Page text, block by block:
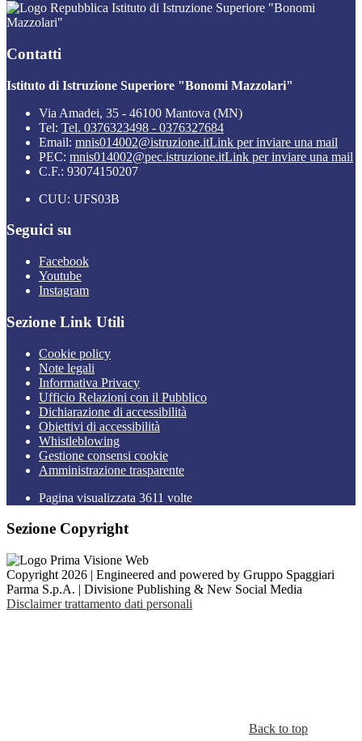
Istituto di Istruzione Superiore "Bonomi
Mazzolari"
Contatti
Istituto di Istruzione Superiore "Bonomi Mazzolari"
Via Amadei, 35 - 46100 Mantova (MN)
Tel: Tel. 0376323498 - 0376327684
Email: mnis014002@istruzione.itLink per inviare una mail
PEC: mnis014002@pec.istruzione.itLink per inviare una mail
C.F.: 93074150207
CUU: UFS03B
Seguici su
Facebook
Youtube
Instagram
Sezione Link Utili
Cookie policy
Note legali
Informativa Privacy
Ufficio Relazioni con il Pubblico
Dichiarazione di accessibilità
Obiettivi di accessibilità
Whistleblowing
Gestione consensi cookie
Amministrazione trasparente
Pagina visualizzata 3611 volte
Sezione Copyright
Copyright 2026 | Engineered and powered by Gruppo Spaggiari
Parma S.p.A. | Divisione Publishing & New Social Media
Disclaimer trattamento dati personali
Back to top